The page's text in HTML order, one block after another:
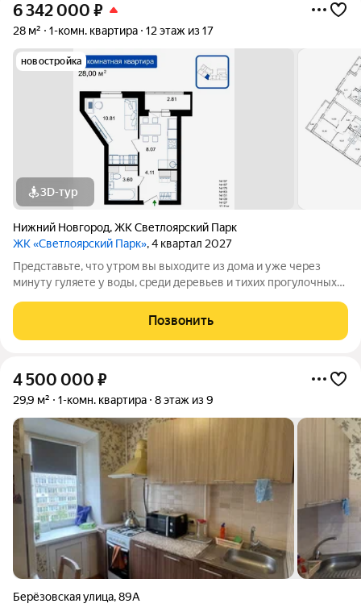
6 342 000 ₽
28 м² 1-комн. квартира 12 этаж из 17
новостройка
3D-тур
Нижний Новгород,ЖК Светлоярский Парк
ЖК «Светлоярский Парк», 4 квартал 2027
Представьте, что утром вы выходите из дома и уже через
минуту гуляете у воды, среди деревьев и тихих прогулочных
рядом с одним из самых живописных мест Сормовского
района Нижнего Новгорода
Позвонить
4 500 000 ₽
29,9 м² 1-комн. квартира 8 этаж из 9
Берёзовская улица,89А